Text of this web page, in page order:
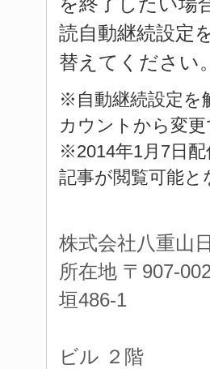
読自動継続設定
替えてください
※自動継続設定を
カウントから変
※2014年1月7日
記事が閲覧可能
株式会社八重山
所在地 〒 907-
垣486-1
ビル ２階